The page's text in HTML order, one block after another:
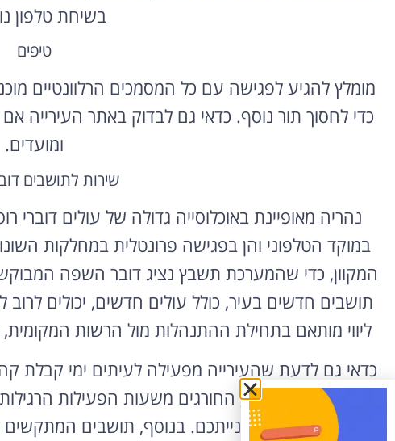
בשיחת טלפון
טיפים
מומלץ להגיע לפגישה עם כל המסמכים הרלוונטיים
כדי לחסוך תור נוסף. כדאי גם לבדוק באתר העירייה
ומועדים.
שירות לתושבים
נהריה מאופיינת באוכלוסייה גדולה של עולים דוברי
במוקד הטלפוני והן בפגישה פרונטלית במחלקות
המקוון, כדי שהמערכת תשבץ נציג דובר השפה
תושבים חדשים בעיר, כולל עולים חדשים, יכולים
ליווי מותאם בתחילת ההתנהלות מול הרשות
כדאי גם לדעת שהעירייה מפעילה לעיתים ימי קבלת
לתושבים במצוקה, החורגים משעות הפעילות
מועד כזה מתאים לפנייתכם. בנוסף, תושבים